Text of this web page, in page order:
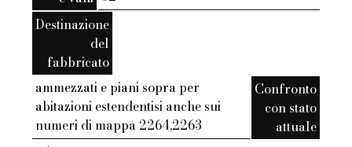
Destinazione
del
fabbricato
ammezzati e piani sopra per
abitazioni estendentisi anche sui
numeri di mappa 2264,2263
Confronto
con stato
attuale